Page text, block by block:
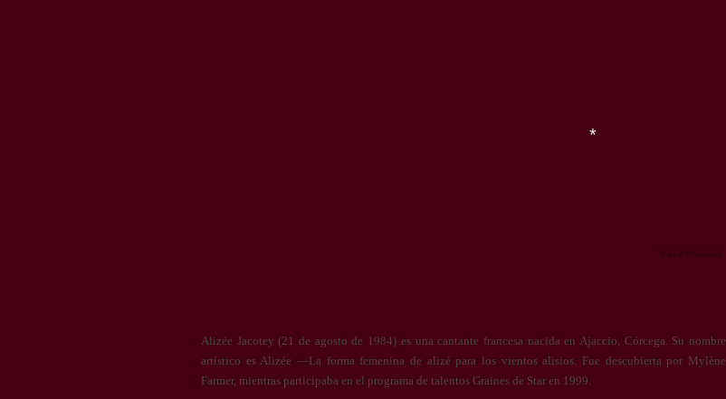
Feliz Navidad
Alizée Jacotey (21 de agosto de 1984) es una cantante francesa nacida en Ajaccio, Córcega. Su nombre
artístico es Alizée —La forma femenina de alizé para los vientos alisios. Fue descubierta por Mylène
Farmer, mientras participaba en el programa de talentos Graines de Star en 1999.